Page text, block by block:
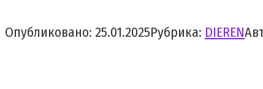
Опубликовано: 25.01.2025Рубрика: DIEREN